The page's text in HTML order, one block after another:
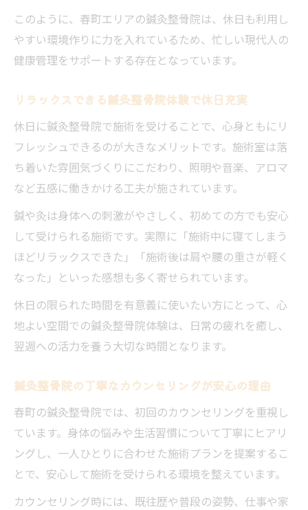
このように、春町エリアの鍼灸整骨院は、休日も利用し
やすい環境作りに力を入れているため、忙しい現代人の
健康管理をサポートする存在となっています。
リラックスできる鍼灸整骨院体験で休日充実
休日に鍼灸整骨院で施術を受けることで、心身ともにリ
フレッシュできるのが大きなメリットです。施術室は落
ち着いた雰囲気づくりにこだわり、照明や音楽、アロマ
など五感に働きかける工夫が施されています。
鍼や灸は身体への刺激がやさしく、初めての方でも安心
して受けられる施術です。実際に「施術中に寝てしまう
ほどリラックスできた」「施術後は肩や腰の重さが軽く
なった」といった感想も多く寄せられています。
休日の限られた時間を有意義に使いたい方にとって、心
地よい空間での鍼灸整骨院体験は、日常の疲れを癒し、
翌週への活力を養う大切な時間となります。
鍼灸整骨院の丁寧なカウンセリングが安心の理由
春町の鍼灸整骨院では、初回のカウンセリングを重視し
ています。身体の悩みや生活習慣について丁寧にヒアリ
ングし、一人ひとりに合わせた施術プランを提案するこ
とで、安心して施術を受けられる環境を整えています。
カウンセリング時には、既往歴や普段の姿勢、仕事や家